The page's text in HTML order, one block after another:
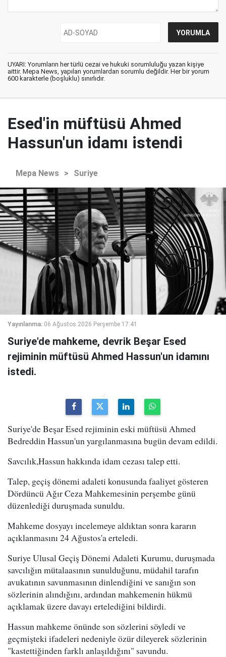
UYARI: Yorumların her türlü cezai ve hukuki sorumluluğu yazan kişiye
aittir. Mepa News, yapılan yorumlardan sorumlu değildir. Her bir yorum
600 karakterle (boşluklu) sınırlıdır.
Esed'in müftüsü Ahmed
Hassun'un idamı istendi
Mepa News > Suriye
Yayınlanma: 06 Ağustos 2026 Perşembe 17:41
Suriye'de mahkeme, devrik Beşar Esed
rejiminin müftüsü Ahmed Hassun'un idamını
istedi.
Suriye'de Beşar Esed rejiminin eski müftüsü Ahmed
Bedreddin Hassun'un yargılanmasına bugün devam edildi.
Savcılık,Hassun hakkında idam cezası talep etti.
Talep, geçiş dönemi adaleti konusunda faaliyet gösteren
Dördüncü Ağır Ceza Mahkemesinin perşembe günü
düzenlediği duruşmada sunuldu.
Mahkeme dosyayı incelemeye aldıktan sonra kararın
açıklanmasını 24 Ağustos'a erteledi.
Suriye Ulusal Geçiş Dönemi Adaleti Kurumu, duruşmada
savcılığın mütalaasının sunulduğunu, müdahil tarafın
avukatının savunmasının dinlendiğini ve sanığın son
sözlerinin alındığını, ardından mahkemenin hükmü
açıklamak üzere davayı ertelediğini bildirdi.
Hassun mahkeme önünde son sözlerini söyledi ve
geçmişteki ifadeleri nedeniyle özür dileyerek sözlerinin
"kastettiğinden farklı anlaşıldığını" savundu.